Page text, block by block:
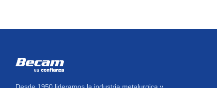
Desde 1950 lideramos la industria metalurgica y